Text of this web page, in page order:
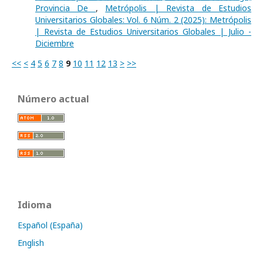
Provincia De , Metrópolis | Revista de Estudios
Universitarios Globales: Vol. 6 Núm. 2 (2025): Metrópolis
| Revista de Estudios Universitarios Globales | Julio -
Diciembre
<< < 4 5 6 7 8 9 10 11 12 13 > >>
Número actual
Idioma
Español (España)
English